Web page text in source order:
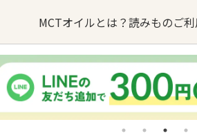
MCTオイルとは？
ルの
MCTオイルが
できるまで
読みもの
ル バターコー
ご
ご質問 お問い合わせ